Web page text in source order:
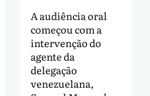
A audiência oral
começou com a
intervenção do
agente da
delegação
venezuelana,